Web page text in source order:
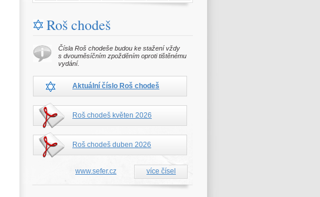
Roš chodeš
Čísla Roš chodeše budou ke stažení vždy
s dvouměsíčním zpožděním oproti tištěnému
vydání.
Aktuální číslo Roš chodeš
Roš chodeš květen 2026
Roš chodeš duben 2026
www.sefer.cz více čísel